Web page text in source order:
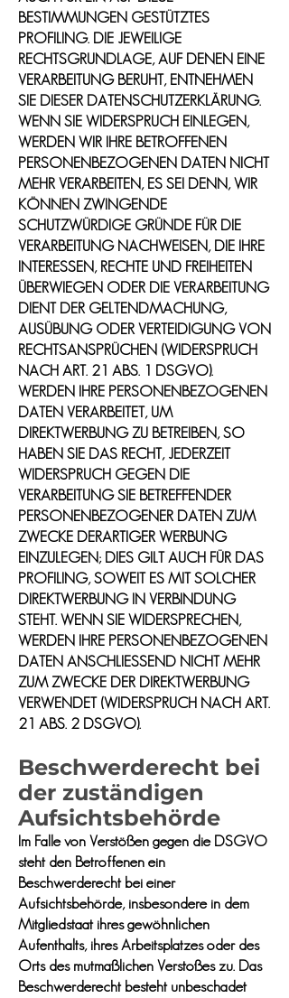
BESTIMMUNGEN GESTÜTZTES
PROFILING. DIE JEWEILIGE
RECHTSGRUNDLAGE, AUF DENEN EINE
VERARBEITUNG BERUHT, ENTNEHMEN
SIE DIESER DATENSCHUTZERKLÄRUNG.
WENN SIE WIDERSPRUCH EINLEGEN,
WERDEN WIR IHRE BETROFFENEN
PERSONENBEZOGENEN DATEN NICHT
MEHR VERARBEITEN, ES SEI DENN, WIR
KÖNNEN ZWINGENDE
SCHUTZWÜRDIGE GRÜNDE FÜR DIE
VERARBEITUNG NACHWEISEN, DIE IHRE
INTERESSEN, RECHTE UND FREIHEITEN
ÜBERWIEGEN ODER DIE VERARBEITUNG
DIENT DER GELTENDMACHUNG,
AUSÜBUNG ODER VERTEIDIGUNG VON
RECHTSANSPRÜCHEN (WIDERSPRUCH
NACH ART. 21 ABS. 1 DSGVO).
WERDEN IHRE PERSONENBEZOGENEN
DATEN VERARBEITET, UM
DIREKTWERBUNG ZU BETREIBEN, SO
HABEN SIE DAS RECHT, JEDERZEIT
WIDERSPRUCH GEGEN DIE
VERARBEITUNG SIE BETREFFENDER
PERSONENBEZOGENER DATEN ZUM
ZWECKE DERARTIGER WERBUNG
EINZULEGEN; DIES GILT AUCH FÜR DAS
PROFILING, SOWEIT ES MIT SOLCHER
DIREKTWERBUNG IN VERBINDUNG
STEHT. WENN SIE WIDERSPRECHEN,
WERDEN IHRE PERSONENBEZOGENEN
DATEN ANSCHLIESSEND NICHT MEHR
ZUM ZWECKE DER DIREKTWERBUNG
VERWENDET (WIDERSPRUCH NACH ART.
21 ABS. 2 DSGVO).
Beschwerde­recht bei
der zuständigen
Aufsichts­behörde
Im Falle von Verstößen gegen die DSGVO
steht den Betroffenen ein
Beschwerderecht bei einer
Aufsichtsbehörde, insbesondere in dem
Mitgliedstaat ihres gewöhnlichen
Aufenthalts, ihres Arbeitsplatzes oder des
Orts des mutmaßlichen Verstoßes zu. Das
Beschwerderecht besteht unbeschadet